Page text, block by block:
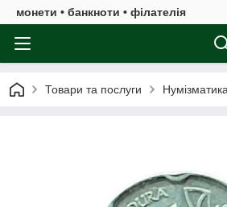
монети • банкноти • філателія
Товари та послуги Нумізматика